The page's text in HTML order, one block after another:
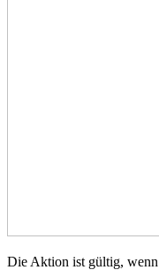
Die Aktion ist gültig,